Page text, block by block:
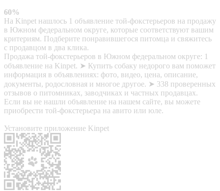
60%
На Kinpet нашлось 1 объявление той-фокстерьеров на продажу
в Южном федеральном округе, которые соответствуют вашим
критериям. Подберите понравившегося питомца и свяжитесь
с продавцом в два клика.
Продажа той-фокстерьеров в Южном федеральном округе: 1
объявление на Kinpet. ➤ Купить собаку недорого вам поможет
информация в объявлениях: фото, видео, цена, описание,
документы, родословная и многое другое. ➤ 338 проверенных
отзывов о питомниках, заводчиках и частных продавцах.
Если вы не нашли объявление на нашем сайте, вы можете
приобрести той-фокстерьера на авито или юле.
Установите приложение Kinpet